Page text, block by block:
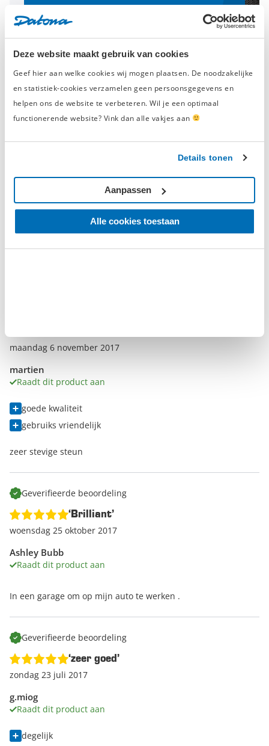
Deze website maakt gebruik van cookies
Geef hier aan welke cookies wij mogen plaatsen. De noodzakelijke
en statistiek-cookies verzamelen geen persoonsgegevens en
helpen ons de website te verbeteren. Wil je een optimaal
functionerende website? Vink dan alle vakjes aan
Details tonen
Alle cookies toestaan
Aanpassen
Geverifieerde beoordeling
D.W. Mol
‘veilig&handig!’
dinsdag 23 juli 2019
handig
Ik heb tot nu 1 v.d. twee in elkaar gezet en ziet er goed en
stevig uit. De uitleg m.b.t. het inslaan van de pin in de
martien
Raadt dit product aan
maandag 6 november 2017
goede kwaliteit
gebruiks vriendelijk
zeer stevige steun
Geverifieerde beoordeling
Ashley Bubb
Raadt dit product aan
‘Brilliant’
woensdag 25 oktober 2017
In een garage om op mijn auto te werken .
Geverifieerde beoordeling
g.miog
Raadt dit product aan
‘zeer goed’
zondag 23 juli 2017
degelijk